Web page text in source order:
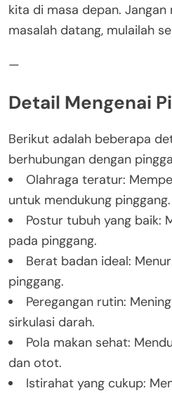
kita di masa depan. Jangan
masalah datang, mulailah
—
Detail Mengenai
Berikut adalah beberapa
berhubungan dengan
Olahraga teratur:
untuk mendukung pinggang.
Postur tubuh yang baik:
pada pinggang.
Berat badan ideal:
pinggang.
Peregangan rutin:
sirkulasi darah.
Pola makan sehat:
dan otot.
Istirahat yang cukup: